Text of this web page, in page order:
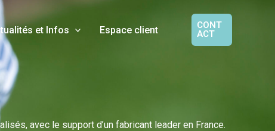
et Infos Espace client
CONT
ACT
avec le support d’un fabricant leader en France.